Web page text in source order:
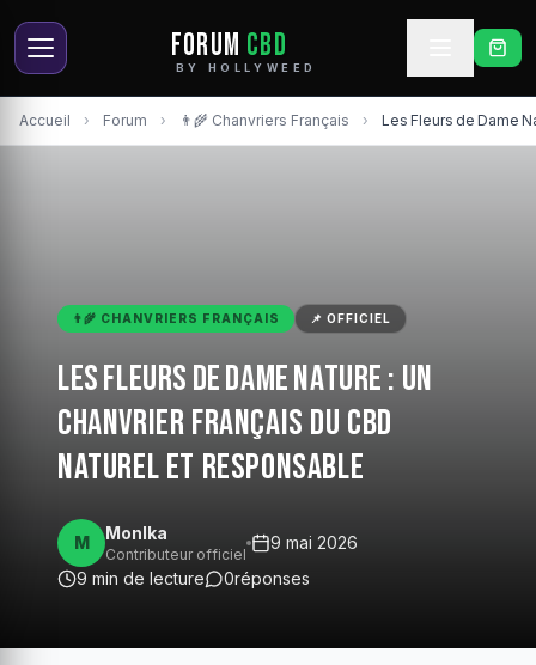
FORUM CBD
BY HOLLYWEED
Accueil › Forum › 👨‍🌾 Chanvriers Français › Les Fleurs de Dame
👨‍🌾 CHANVRIERS FRANÇAIS 📌 OFFICIEL
Les Fleurs de Dame Nature : un
chanvrier français du CBD
naturel et responsable
M MonIka
Contributeur officiel
9 mai 2026
9 min de lecture
0réponses